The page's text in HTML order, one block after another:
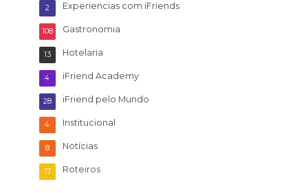
Experiencias com iFriends
2
Gastronomia
108
Hotelaria
13
iFriend Academy
4
iFriend pelo Mundo
28
Institucional
4
Notícias
8
Roteiros
17